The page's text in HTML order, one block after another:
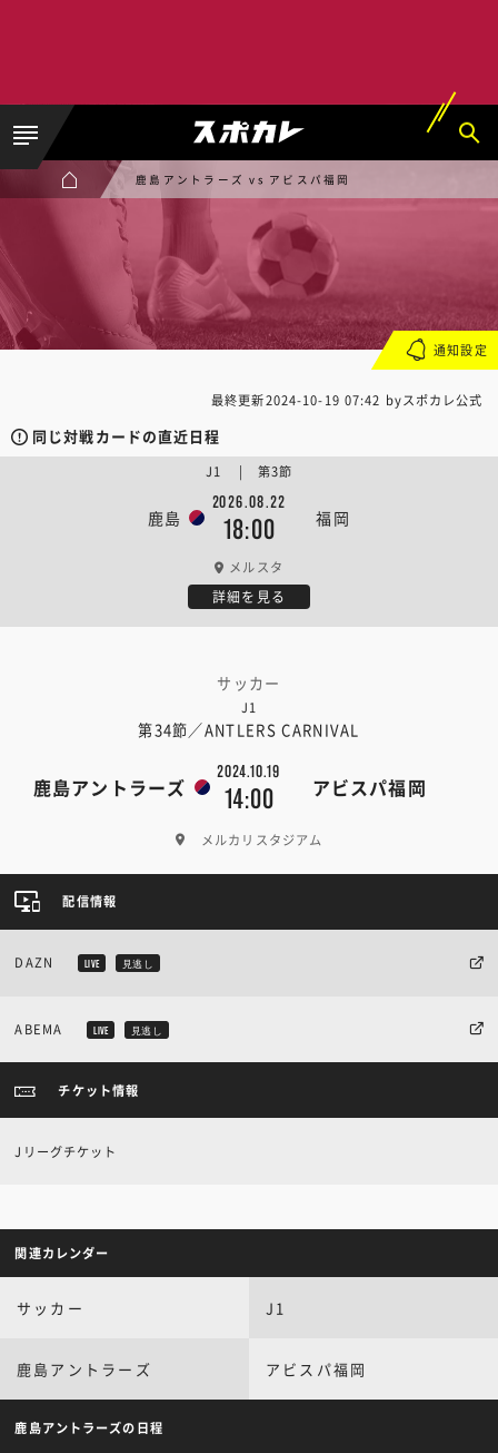
鹿島アントラーズ vs アビスパ福岡
最終更新2024-10-19 07:42 byスポカレ公式
同じ対戦カードの直近日程
鹿島
2026.08.22
18:00 福岡
J1 | 第3節
メルスタ
詳細を見る
サッカー
J1
第34節／ANTLERS CARNIVAL
鹿島アントラーズ
2024.10.19
14:00 アビスパ福岡
メルカリスタジアム
通知設定
配信情報
DAZN LIVE 見逃し
ABEMA LIVE 見逃し
チケット情報
Jリーグチケット
関連カレンダー
サッカー J1
鹿島アントラーズ アビスパ福岡
鹿島アントラーズの日程